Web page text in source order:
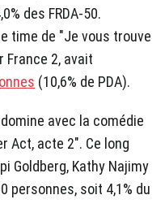
des FRDA-50.
time de "Je vous trouve
France 2, avait
(10,6% de PDA).
avec la comédie
Act, acte 2". Ce long
Goldberg, Kathy Najimy
personnes, soit 4,1% du